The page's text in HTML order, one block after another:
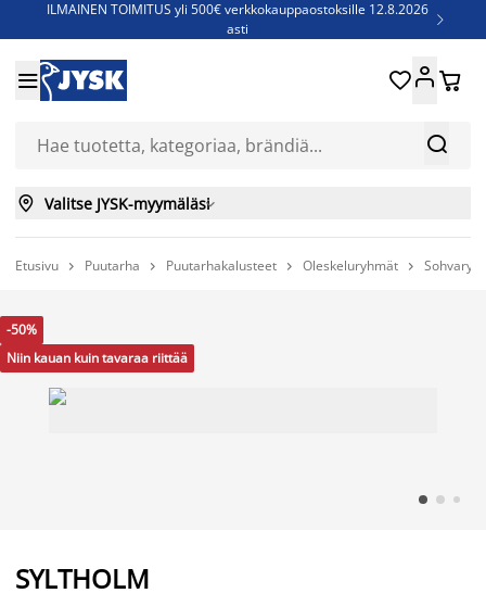
ILMAINEN TOIMITUS yli 500€ verkkokauppaostoksille 12.8.2026
asti

Jenkkisänkyjä - Säästä jopa 60%


 
 Valitse JYSK-myymäläsi
Etusivu  Puutarha  Puutarhakalusteet  Oleskeluryhmät 
-50%
Niin kauan kuin tavaraa riittää
SYLTHOLM